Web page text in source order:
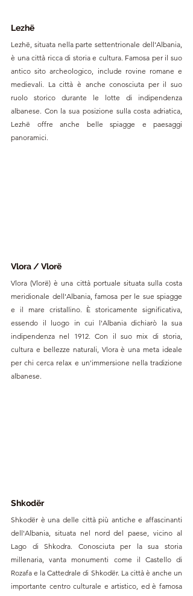
Lezhë
Lezhë, situata nella parte settentrionale dell'Albania,
è una città ricca di storia e cultura. Famosa per il suo
antico sito archeologico, include rovine romane e
medievali. La città è anche conosciuta per il suo
ruolo storico durante le lotte di indipendenza
albanese. Con la sua posizione sulla costa adriatica,
Lezhë offre anche belle spiagge e paesaggi
panoramici.
Vlora / Vlorë
Vlora (Vlorë) è una città portuale situata sulla costa
meridionale dell'Albania, famosa per le sue spiagge
e il mare cristallino. È storicamente significativa,
essendo il luogo in cui l'Albania dichiarò la sua
indipendenza nel 1912. Con il suo mix di storia,
cultura e bellezze naturali, Vlora è una meta ideale
per chi cerca relax e un'immersione nella tradizione
albanese.
Shkodër
Shkodër è una delle città più antiche e affascinanti
dell'Albania, situata nel nord del paese, vicino al
Lago di Shkodra. Conosciuta per la sua storia
millenaria, vanta monumenti come il Castello di
Rozafa e la Cattedrale di Shkodër. La città è anche un
importante centro culturale e artistico, ed è famosa